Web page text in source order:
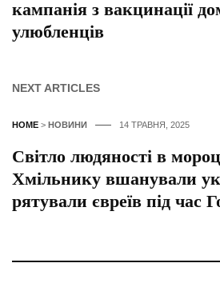
кампанія з вакцинації
улюбленців
NEXT ARTICLES
HOME > НОВИНИ 14 ТРАВНЯ, 2025
Світло людяності в
Хмільнику вшанували
рятували євреїв під час